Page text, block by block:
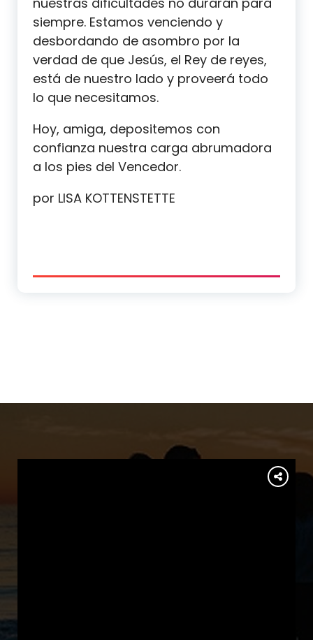
siempre. Estamos venciendo y
desbordando de asombro por la
verdad de que Jesús, el Rey de reyes,
está de nuestro lado y proveerá todo
lo que necesitamos.
Hoy, amiga, depositemos con
confianza nuestra carga abrumadora
a los pies del Vencedor.
por LISA KOTTENSTETTE